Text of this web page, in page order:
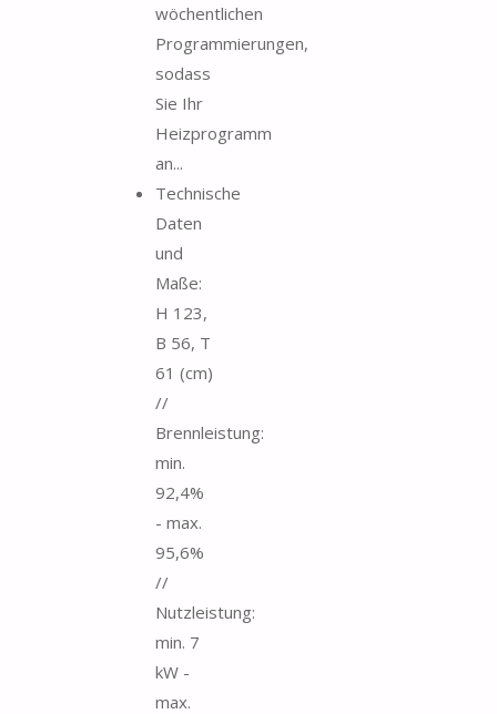
wöchentlichen
Programmierungen,
sodass
Sie Ihr
Heizprogramm
an...
Technische
Daten
und
Maße:
H 123,
B 56, T
61 (cm)
//
Brennleistung:
min.
92,4%
- max.
95,6%
//
Nutzleistung:
min. 7
kW -
max.